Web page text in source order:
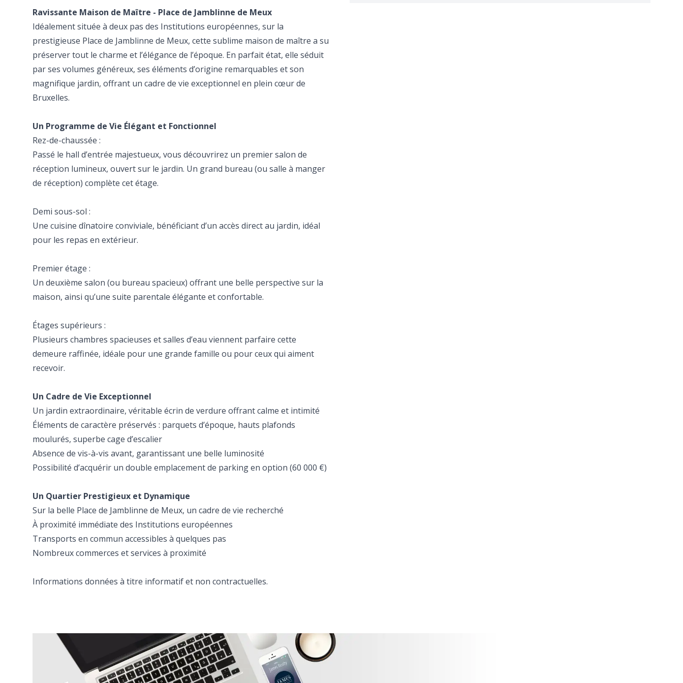
Ravissante Maison de Maître - Place de Jamblinne de Meux
Idéalement située à deux pas des Institutions européennes, sur la
prestigieuse Place de Jamblinne de Meux, cette sublime maison de maître a su
préserver tout le charme et l’élégance de l’époque. En parfait état, elle séduit
par ses volumes généreux, ses éléments d’origine remarquables et son
magnifique jardin, offrant un cadre de vie exceptionnel en plein cœur de
Bruxelles.
Un Programme de Vie Élégant et Fonctionnel
Rez-de-chaussée :
Passé le hall d’entrée majestueux, vous découvrirez un premier salon de
réception lumineux, ouvert sur le jardin. Un grand bureau (ou salle à manger
de réception) complète cet étage.
Demi sous-sol :
Une cuisine dînatoire conviviale, bénéficiant d’un accès direct au jardin, idéal
pour les repas en extérieur.
Premier étage :
Un deuxième salon (ou bureau spacieux) offrant une belle perspective sur la
maison, ainsi qu’une suite parentale élégante et confortable.
Étages supérieurs :
Plusieurs chambres spacieuses et salles d’eau viennent parfaire cette
demeure raffinée, idéale pour une grande famille ou pour ceux qui aiment
recevoir.
Un Cadre de Vie Exceptionnel
Un jardin extraordinaire, véritable écrin de verdure offrant calme et intimité
Éléments de caractère préservés : parquets d’époque, hauts plafonds
moulurés, superbe cage d’escalier
Absence de vis-à-vis avant, garantissant une belle luminosité
Possibilité d’acquérir un double emplacement de parking en option (60 000 €)
Un Quartier Prestigieux et Dynamique
Sur la belle Place de Jamblinne de Meux, un cadre de vie recherché
À proximité immédiate des Institutions européennes
Transports en commun accessibles à quelques pas
Nombreux commerces et services à proximité
Informations données à titre informatif et non contractuelles.